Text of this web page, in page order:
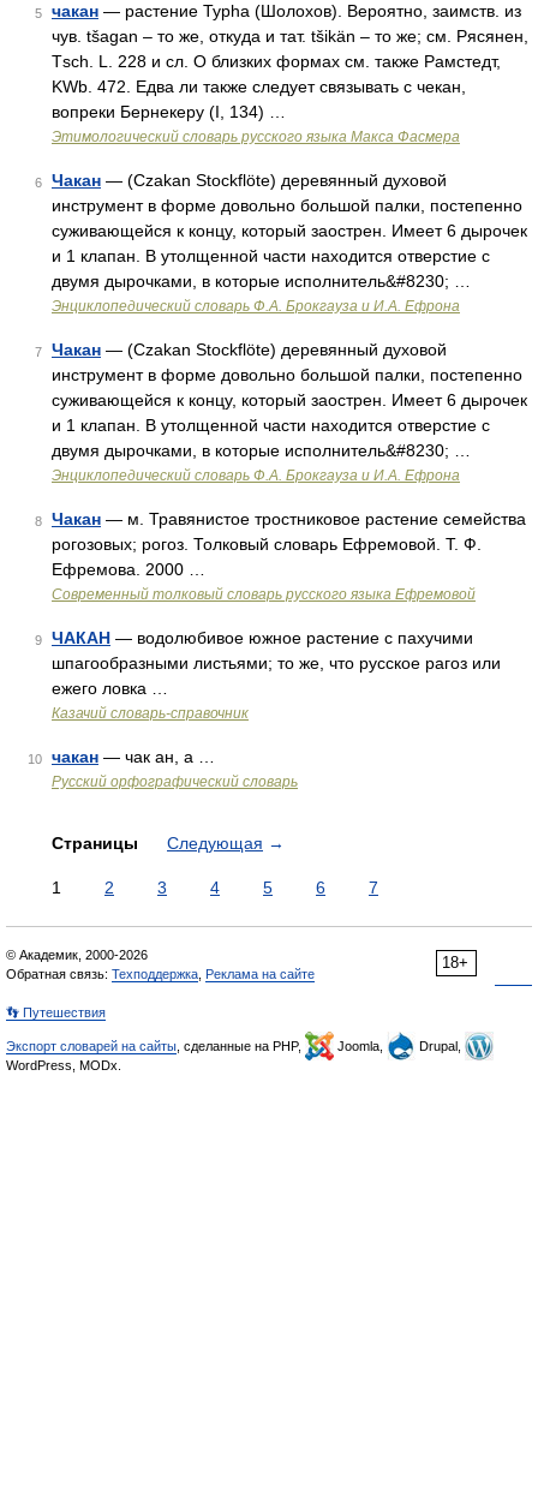
5 чакан — растение Турhа (Шолохов). Вероятно, заимств. из
чув. tšаgаn – то же, откуда и тат. tšikän – то же; см. Рясянен,
Тsсh. L. 228 и сл. О близких формах см. также Рамстедт,
KWb. 472. Едва ли также следует связывать с чекан,
вопреки Бернекеру (I, 134) …
Этимологический словарь русского языка Макса Фасмера
6 Чакан — (Czakan Stockflöte) деревянный духовой
инструмент в форме довольно большой палки, постепенно
суживающейся к концу, который заострен. Имеет 6 дырочек
и 1 клапан. В утолщенной части находится отверстие с
двумя дырочками, в которые исполнитель&#8230; …
Энциклопедический словарь Ф.А. Брокгауза и И.А. Ефрона
7 Чакан — (Czakan Stockflöte) деревянный духовой
инструмент в форме довольно большой палки, постепенно
суживающейся к концу, который заострен. Имеет 6 дырочек
и 1 клапан. В утолщенной части находится отверстие с
двумя дырочками, в которые исполнитель&#8230; …
Энциклопедический словарь Ф.А. Брокгауза и И.А. Ефрона
8 Чакан — м. Травянистое тростниковое растение семейства
рогозовых; рогоз. Толковый словарь Ефремовой. Т. Ф.
Ефремова. 2000 …
Современный толковый словарь русского языка Ефремовой
9 ЧАКАН — водолюбивое южное растение с пахучими
шпагообразными листьями; то же, что русское рагоз или
ежего ловка …
Казачий словарь-справочник
10 чакан — чак ан, а …
Русский орфографический словарь
Страницы Следующая →
1 2 3 4 5 6 7
18+
© Академик, 2000-2026
Обратная связь: Техподдержка Реклама на сайте
👣 Путешествия
Экспорт словарей на сайты , сделанные на PHP, Joomla,
Drupal,
WordPress, MODx.